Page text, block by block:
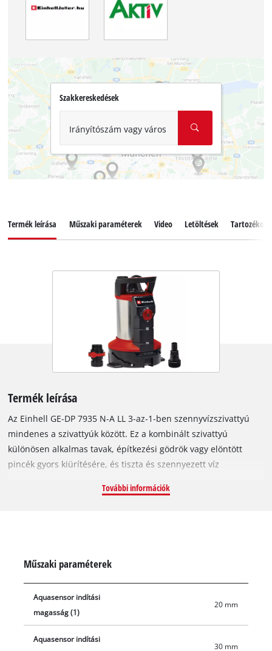
Szakkereskedések
Irányítószám vagy város
Termék leírása Műszaki paraméterek Video Letöltések Tartozékok
Termék leírása
Az Einhell GE‑DP 7935 N‑A LL 3‑az‑1‑ben szennyvízszivattyú
mindenes a szivattyúk között. Ez a kombinált szivattyú
különösen alkalmas tavak, építkezési gödrök vagy elöntött
pincék gyors kiürítésére, és tiszta és szennyezett víz
korszerű technika és a kimagasló teljesítmény révén ez az erős
üzemmóddal. A szárazonfutás elleni védelem biztosítja, hogy
a motor csak akkor működjön, ha a szivattyú a vízben van, így
elkerülve a károsodást. Az indítás már 15 mm vízmélységtől
lehetséges. A szívási szint 4 fokozatban állítható egyszerű
maradék vízhez tiszta víz üzemmódban, vagy szennyezett víz
További információk
Műszaki paraméterek
Aquasensor indítási
magasság (1)
20 mm
Aquasensor indítási
30 mm